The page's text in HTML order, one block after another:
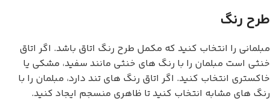
طرح رنگ
مبلمانی را انتخاب کنید که مکمل طرح رنگ اتاق باشد. اگر اتاق
خنثی است مبلمان را با رنگ های خنثی مانند سفید، مشکی یا
خاکستری انتخاب کنید. اگر اتاق رنگ های تند دارد، مبلمان را با
رنگ های مشابه انتخاب کنید تا ظاهری منسجم ایجاد کنید.